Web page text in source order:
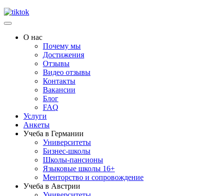
О нас
Почему мы
Достижения
Отзывы
Видео отзывы
Контакты
Вакансии
Блог
FAQ
Услуги
Анкеты
Учеба в Германии
Университеты
Бизнес-школы
Школы-пансионы
Языковые школы 16+
Менторство и сопровождение
Учеба в Австрии